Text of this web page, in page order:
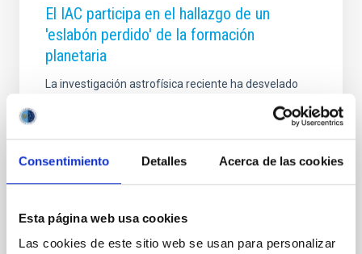
Consentimiento Detalles Acerca de las cookies
Esta página web usa cookies
Las cookies de este sitio web se usan para personalizar
El IAC participa en el hallazgo de un
'eslabón perdido' de la formación
planetaria
La investigación astrofísica reciente ha desvelado
planetas con un tamaño comprendido entre el de la
comunes de la galaxia, aunque curiosamente no
existan en nuestro Sistema Solar. A pesar de esta
‘vecindario’, sus mecanismos de formación albergan
todavía muchas lagunas. En particular, se ha